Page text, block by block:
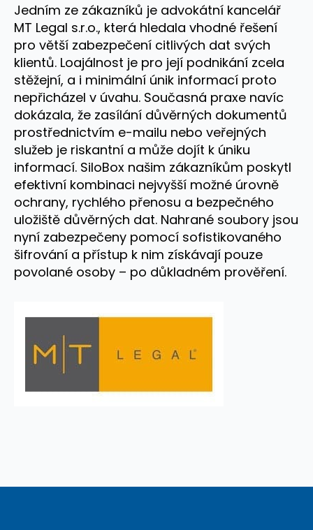
Jedním ze zákazníků je advokátní kancelář
MT Legal s.r.o., která hledala vhodné řešení
pro větší zabezpečení citlivých dat svých
klientů. Loajálnost je pro její podnikání zcela
stěžejní, a i minimální únik informací proto
nepřicházel v úvahu. Současná praxe navíc
dokázala, že zasílání důvěrných dokumentů
prostřednictvím e-mailu nebo veřejných
služeb je riskantní a může dojít k úniku
informací. SiloBox našim zákazníkům poskytl
efektivní kombinaci nejvyšší možné úrovně
ochrany, rychlého přenosu a bezpečného
uložiště důvěrných dat. Nahrané soubory jsou
nyní zabezpečeny pomocí sofistikovaného
šifrování a přístup k nim získávají pouze
povolané osoby – po důkladném prověření.